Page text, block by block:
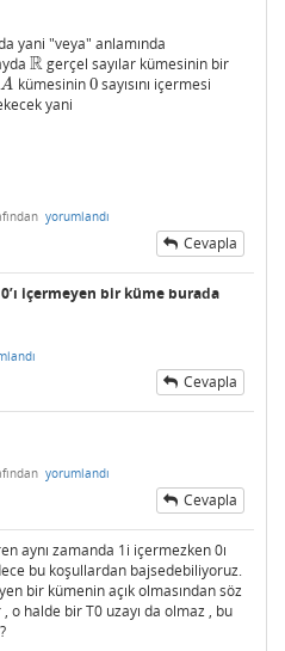
yani "veya" anlamında
R
R gerçel sayılar kümesinin bir
A
A kümesinin0
0sayısını içermesi
yani
yorumlandı
Cevapla
içermeyen bir küme burada
Cevapla
yorumlandı
Cevapla
aynı zamanda 1i içermezken 0ı
bu koşullardan bajsedebiliyoruz.
bir kümenin açık olmasından söz
o halde bir T0 uzayı da olmaz , bu